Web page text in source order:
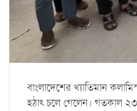
বাংলাদেশের খ্যাতিমান
হঠাৎ চলে গেলেন। গতকাল ২৩